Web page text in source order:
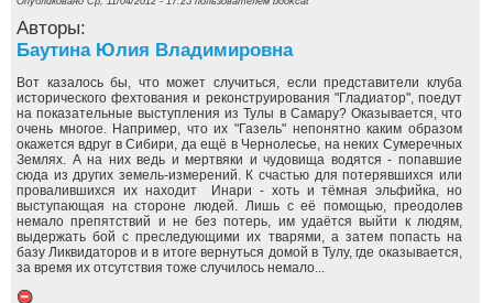
Авторы:
Баутина Юлия Владимировна
Вот казалось бы, что может случиться, если представители клуба
исторического фехтования и реконструирования "Гладиатор", поедут
на показательные выступления из Тулы в Самару? Оказывается, что
очень многое. Например, что их "Газель" непонятно каким образом
окажется вдруг в Сибири, да ещё в Чернолесье, на неких Сумеречных
Землях. А на них ведь и мертвяки и чудовища водятся - попавшие
сюда из других земель-измерений. К счастью для потерявшихся или
провалившихся их находит Инари - хоть и тёмная эльфийка, но
выступающая на стороне людей. Лишь с её помощью, преодолев
немало препятствий и не без потерь, им удаётся выйти к людям,
выдержать бой с преследующими их тварями, а затем попасть на
базу Ликвидаторов и в итоге вернуться домой в Тулу, где оказывается,
за время их отсутствия тоже случилось немало...